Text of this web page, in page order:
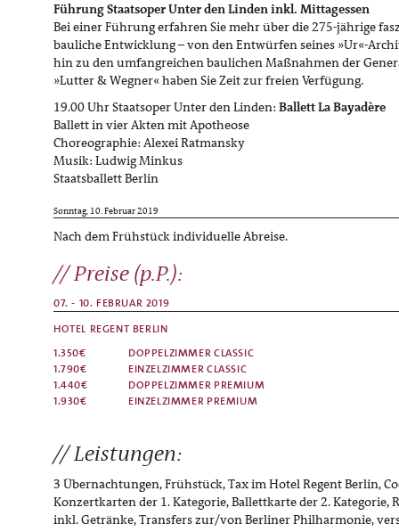
Führung Staatsoper Unter den Linden inkl. Mittagessen
Bei einer Führung erfahren Sie mehr über die 275-jährige
bauliche Entwicklung – von den Entwürfen seines »Ur«-
hin zu den umfangreichen baulichen Maßnahmen der
»Lutter & Wegner« haben Sie Zeit zur freien Verfügung.
19.00 Uhr Staatsoper Unter den Linden: Ballett La Bayadère
Ballett in vier Akten mit Apotheose
Choreographie: Alexei Ratmansky
Musik: Ludwig Minkus
Staatsballett Berlin
Sonntag, 10. Februar 2019
Nach dem Frühstück individuelle Abreise.
Preise (p.P.):
07. - 10. FEBRUAR 2019
HOTEL REGENT BERLIN
1.350€
DOPPELZIMMERCLASSIC
1.790€
EINZELZIMMERCLASSIC
1.440€
DOPPELZIMMER PREMIUM
1.930€
EINZELZIMMER PREMIUM
Leistungen:
3 Übernachtungen, Frühstück, Tax im Hotel Regent Berlin,
Konzertkarten der 1. Kategorie, Ballettkarte der 2.
inkl. Getränke, Transfers zur/von Berliner Philharmonie,